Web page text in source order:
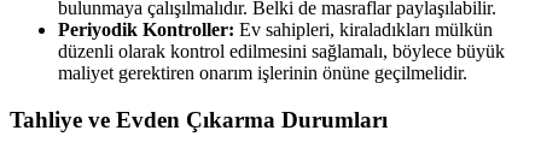
bulunmaya çalışılmalıdır. Belki de masraflar paylaşılabilir.
Periyodik Kontroller: Ev sahipleri, kiraladıkları mülkün
düzenli olarak kontrol edilmesini sağlamalı, böylece büyük
maliyet gerektiren onarım işlerinin önüne geçilmelidir.
Tahliye ve Evden Çıkarma Durumları